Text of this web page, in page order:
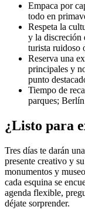
Empaca por
todo en
Respeta la
y la discreción
turista ruidoso
Reserva una
principales y
punto
Tiempo de
parques;
¿Listo para
Tres días te darán
presente creativo y
monumentos y
cada esquina se
agenda flexible,
déjate sorprender.